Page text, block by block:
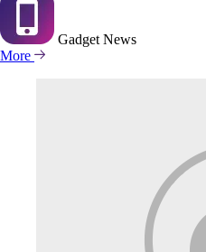
Gadget News
More